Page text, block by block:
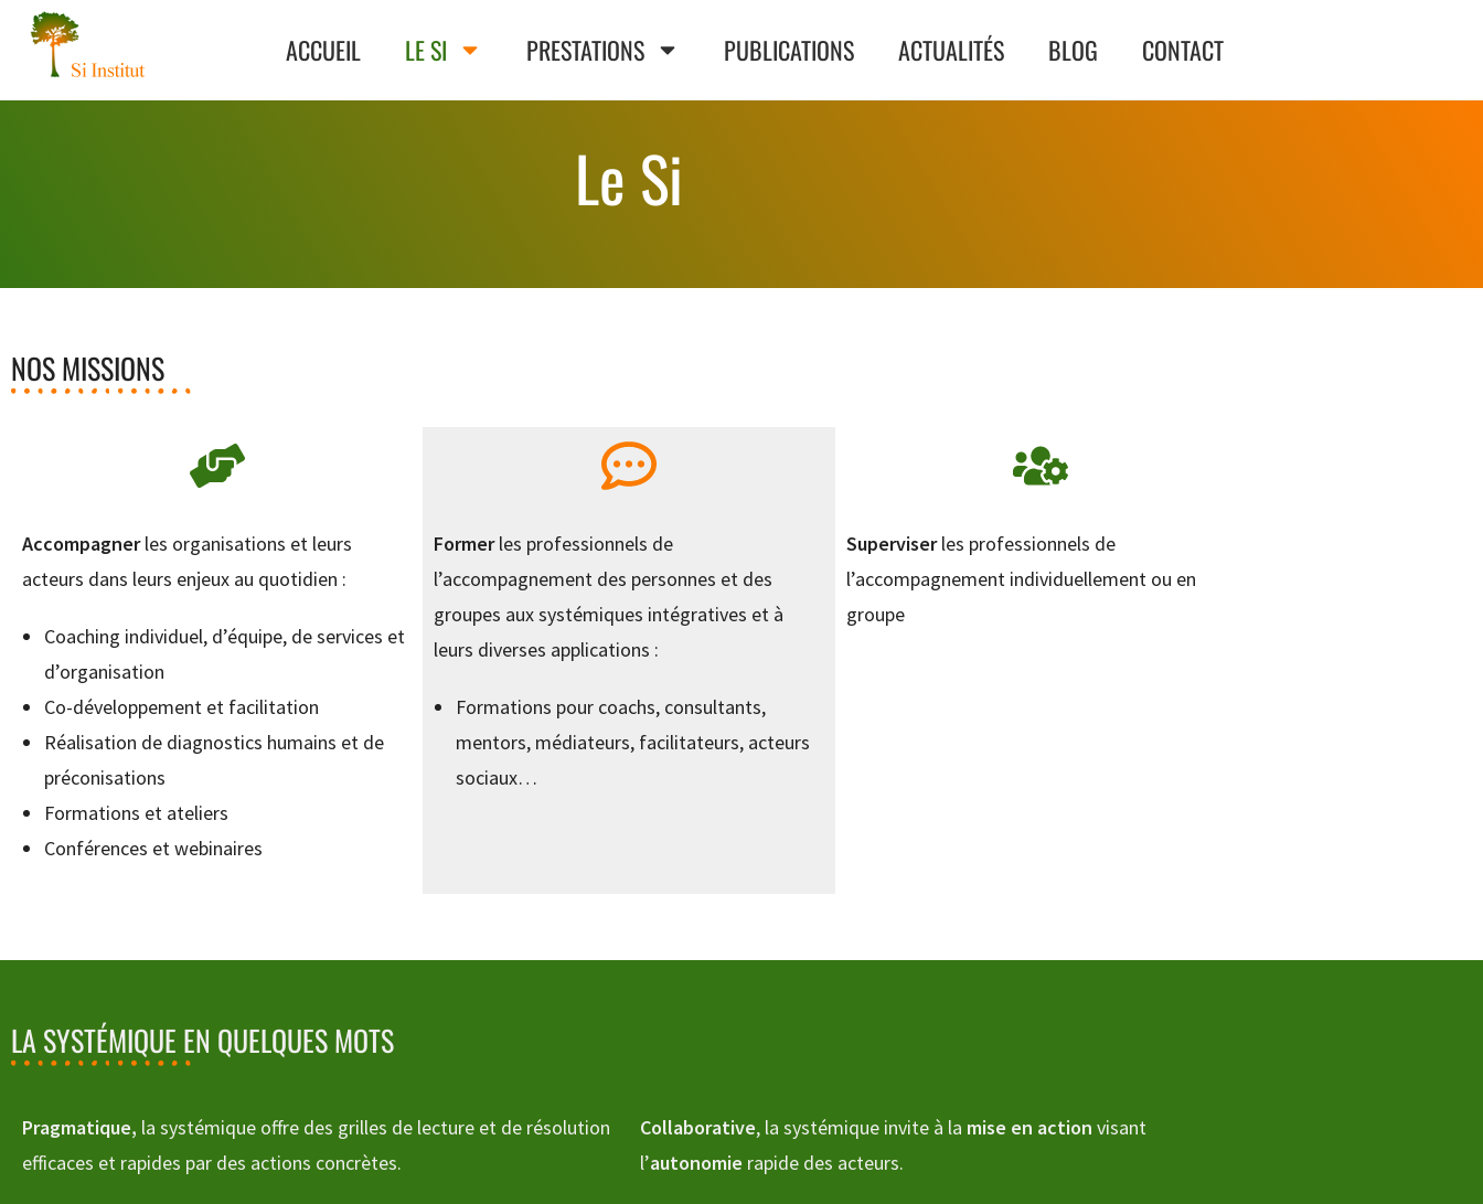
ACCUEIL LE SI PRESTATIONS PUBLICATIONS ACTUALITÉS BLOG CONTACT
Le Si
NOS MISSIONS
Accompagnerles organisations et leurs
acteurs dans leurs enjeux au quotidien :
Coaching individuel, d’équipe, de services et
d’organisation
Co-développement et facilitation
Réalisation de diagnostics humains et de
préconisations
Formations et ateliers
Conférences et webinaires
Formerles professionnels de
l’accompagnement des personnes et des
groupes aux systémiques intégratives et à
leurs diverses applications :
Formations pour coachs, consultants,
mentors, médiateurs, facilitateurs, acteurs
sociaux…
Superviserles professionnels de
l’accompagnement individuellement ou en
groupe
LA SYSTÉMIQUE EN QUELQUES MOTS
Pragmatique, la systémique offre des grilles de lecture et de résolution
efficaces et rapides par des actions concrètes.
Collaborative, la systémique invite à la mise en action visant
l’autonomie rapide des acteurs.